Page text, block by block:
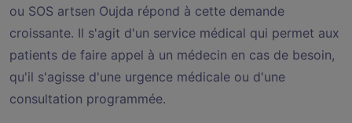
ou SOS artsen Oujda répond à cette demande
croissante. Il s'agit d'un service médical qui permet aux
patients de faire appel à un médecin en cas de besoin,
qu'il s'agisse d'une urgence médicale ou d'une
consultation programmée.